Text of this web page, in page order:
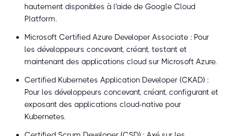
hautement disponibles à l'aide de Google Cloud
Platform.
Microsoft Certified Azure Developer Associate : Pour
les développeurs concevant, créant, testant et
maintenant des applications cloud sur Microsoft Azure.
Certified Kubernetes Application Developer (CKAD) :
Pour les développeurs concevant, créant, configurant et
exposant des applications cloud-native pour
Kubernetes.